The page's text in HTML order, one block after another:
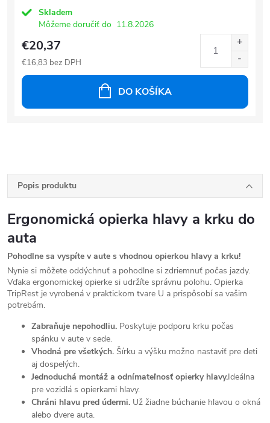
Skladem
Môžeme doručiť do 11.8.2026
€20,37
€16,83 bez DPH
DO KOŠÍKA
Popis produktu
Ergonomická opierka hlavy a krku do
auta
Pohodlne sa vyspíte v aute s vhodnou opierkou hlavy a krku!
Nynie si môžete oddýchnuť a pohodlne si zdriemnuť počas jazdy.
Vďaka ergonomickej opierke si udržíte správnu polohu. Opierka
TripRest je vyrobená v praktickom tvare U a prispôsobí sa vašim
potrebám.
Zabraňuje nepohodliu. Poskytuje podporu krku počas
spánku v aute v sede.
Vhodná pre všetkých. Šírku a výšku možno nastaviť pre deti
aj dospelých.
Jednoduchá montáž a odnímateľnosť opierky hlavy.Ideálna
pre vozidlá s opierkami hlavy.
Chráni hlavu pred údermi. Už žiadne búchanie hlavou o okná
alebo dvere auta.